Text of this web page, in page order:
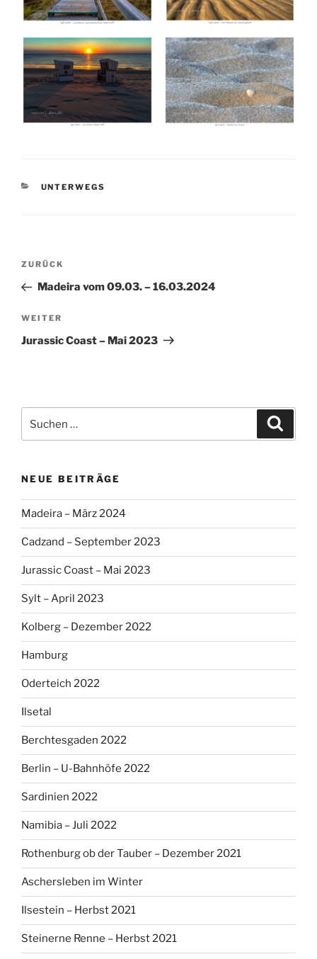
KATEGORIEN
UNTERWEGS
Beitragsnavigation
Vorheriger
Beitrag
ZURÜCK
Madeira vom 09.03. – 16.03.2024
Nächster
Beitrag
WEITER
Jurassic Coast – Mai 2023
nach:
NEUE BEITRÄGE
Madeira – März 2024
Cadzand – September 2023
Jurassic Coast – Mai 2023
Sylt – April 2023
Kolberg – Dezember 2022
Hamburg
Oderteich 2022
Ilsetal
Berchtesgaden 2022
Berlin – U-Bahnhöfe 2022
Sardinien 2022
Namibia – Juli 2022
Rothenburg ob der Tauber – Dezember 2021
Aschersleben im Winter
Ilsestein – Herbst 2021
Steinerne Renne – Herbst 2021